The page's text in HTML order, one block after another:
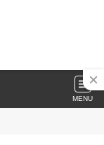
MENU